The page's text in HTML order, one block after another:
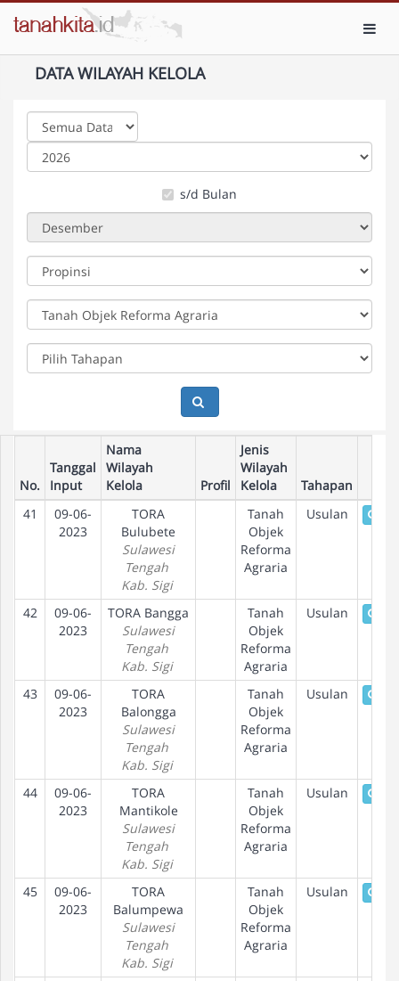
DATA WILAYAH KELOLA
s/d Bulan
No.
Tanggal
Input
Nama
Wilayah
Kelola
Profil
Jenis
Wilayah
Kelola
Tahapan
41
09-06-
2023
TORA
Bulubete
Sulawesi
Tengah
Kab. Sigi
Tanah
Objek
Reforma
Agraria
Usulan
42
09-06-
2023
TORA Bangga
Sulawesi
Tengah
Kab. Sigi
Tanah
Objek
Reforma
Agraria
Usulan
43
09-06-
2023
TORA
Balongga
Sulawesi
Tengah
Kab. Sigi
Tanah
Objek
Reforma
Agraria
Usulan
44
09-06-
2023
TORA
Mantikole
Sulawesi
Tengah
Kab. Sigi
Tanah
Objek
Reforma
Agraria
Usulan
45
09-06-
2023
TORA
Balumpewa
Sulawesi
Tengah
Kab. Sigi
Tanah
Objek
Reforma
Agraria
Usulan